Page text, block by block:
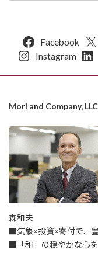
Facebook
Instagram
Mori and Company,
森和夫
■気象×投資×寄付で、
■「和」の穏やかな心